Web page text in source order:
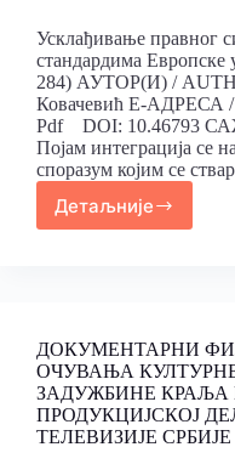
Усклађивање правног
стандардима Европске
284) АУТОР(И) /
Ковачевић Е-АДРЕСА
Pdf DOI: 10.46793
Појам интеграција се
споразум којим се
Детаљније
ДОКУМЕНТАРНИ
ОЧУВАЊА
ЗАДУЖБИНЕ
ПРОДУКЦИЈСКОЈ
ТЕЛЕВИЗИЈЕ СРБИЈЕ